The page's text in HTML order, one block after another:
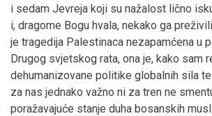
i sedam Jevreja koji su nažalost lično
i, dragome Bogu hvala, nekako ga
je tragedija Palestinaca nezapamćena u
Drugog svjetskog rata, ona je, kako sam
dehumanizovane politike globalnih sila
za nas jednako važno ni za tren ne
poražavajuće stanje duha bosanskih